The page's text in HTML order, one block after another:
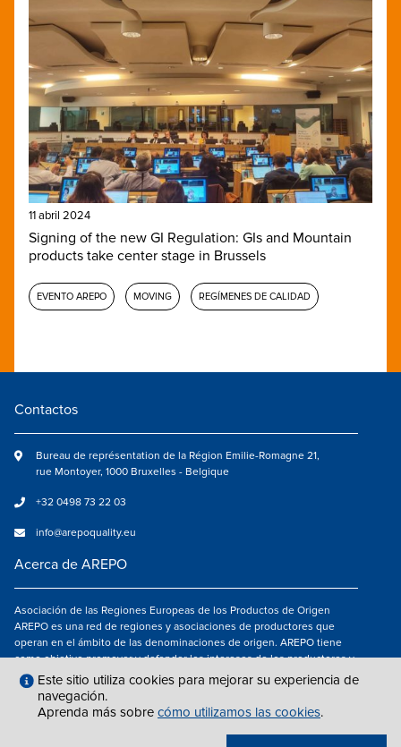
11 abril 2024
Signing of the new GI Regulation: GIs and Mountain
products take center stage in Brussels
EVENTO AREPO MOVING REGÍMENES DE CALIDAD
Contactos
Bureau de représentation de la Région Emilie-Romagne 21,
rue Montoyer, 1000 Bruxelles - Belgique
+32 0498 73 22 03
info@arepoquality.eu
Acerca de AREPO
Asociación de las Regiones Europeas de los Productos de Origen
AREPO es una red de regiones y asociaciones de productores que
operan en el ámbito de las denominaciones de origen. AREPO tiene
como objetivo promover y defender los intereses de los productores y
de los consumidores de las Regiones europeas que se dedican a la
valorización de los productos agroalimentarios de calidad.
Síguenos en
Este sitio utiliza cookies para mejorar su experiencia de
navegación.
Aprenda más sobre cómo utilizamos las cookies.